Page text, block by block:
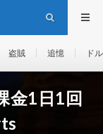
盗賊 追憶 ド
金1日1回